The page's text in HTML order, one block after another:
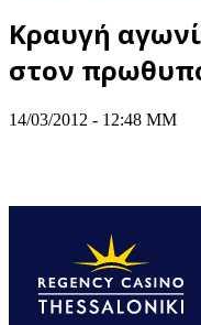
Κραυγή
στον
14/03/2012 - 12:48 ΜΜ